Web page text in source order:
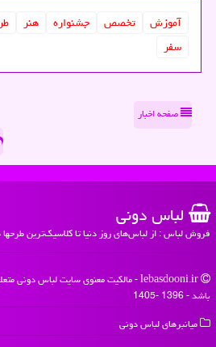
آموزش تخصص جشنواره هنر
سفر
صفحه اخبار
لباس دونی
فروش لباس : از لباس‌های روز دنیا تا کلاسیک‌ترین
باشد - 1396 -1405
میانبرهای لباس دونی